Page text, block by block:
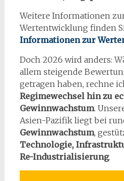
Weitere Informationen
Wertentwicklung finden
Informationen zur
Doch 2026 wird anders:
allem steigende
getragen haben, rechne
Regimewechsel hin zu
Gewinnwachstum.
Asien-Pazifik liegt bei
Gewinnwachstum,
Technologie,
Re-Industrialisierung.